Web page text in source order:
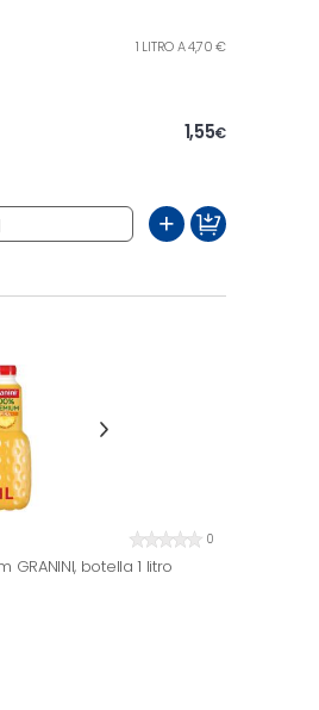
1 LITRO A 4,70 €
1,55€
+
0
GRANINI, botella 1 litro